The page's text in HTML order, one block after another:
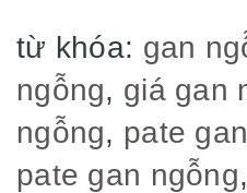
từ khóa: gan
ngỗng, giá gan
ngỗng, pate
pate gan ngỗng,